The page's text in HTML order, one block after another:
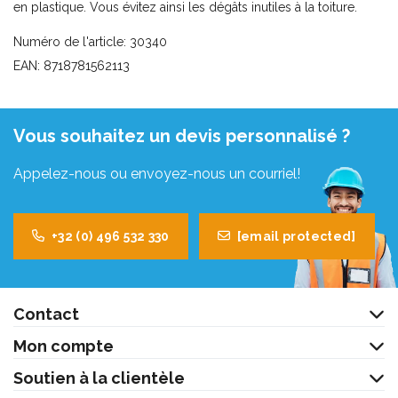
en plastique. Vous évitez ainsi les dégâts inutiles à la toiture.
Numéro de l'article: 30340
EAN: 8718781562113
Vous souhaitez un devis personnalisé ?
Appelez-nous ou envoyez-nous un courriel!
+32 (0) 496 532 330 [email protected]
Contact
Mon compte
Soutien à la clientèle